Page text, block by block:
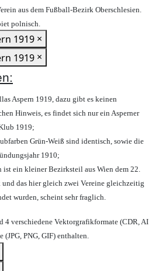
aus dem Fußball-Bezirk Oberschlesien.
polnisch.
×
×
Aspern 1919, dazu gibt es keinen
Hinweis, es findet sich nur ein Asperner
1919;
Grün-Weiß sind identisch, sowie die
1910;
ist ein kleiner Bezirksteil aus Wien dem 22.
das hier gleich zwei Vereine gleichzeitig
wurden, scheint sehr fraglich.
4 verschiedene Vektorgrafikformate (CDR, AI
(JPG, PNG, GIF) enthalten.